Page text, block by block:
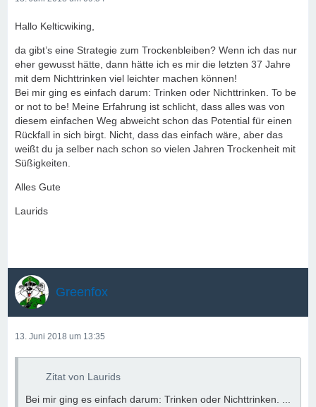
Hallo Kelticwiking,
da gibt’s eine Strategie zum Trockenbleiben? Wenn ich das nur
eher gewusst hätte, dann hätte ich es mir die letzten 37 Jahre
mit dem Nichttrinken viel leichter machen können!
Bei mir ging es einfach darum: Trinken oder Nichttrinken. To be
or not to be! Meine Erfahrung ist schlicht, dass alles was von
diesem einfachen Weg abweicht schon das Potential für einen
Rückfall in sich birgt. Nicht, dass das einfach wäre, aber das
weißt du ja selber nach schon so vielen Jahren Trockenheit mit
Süßigkeiten.
Alles Gute
Laurids
Greenfox
13. Juni 2018 um 13:35
Zitat von Laurids
Bei mir ging es einfach darum: Trinken oder Nichttrinken. ...